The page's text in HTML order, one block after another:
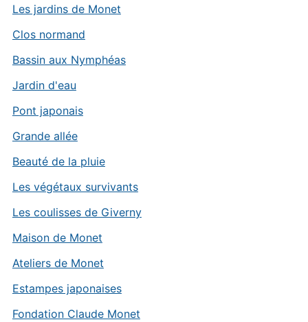
Les jardins de Monet
Clos normand
Bassin aux Nymphéas
Jardin d'eau
Pont japonais
Grande allée
Beauté de la pluie
Les végétaux survivants
Les coulisses de Giverny
Maison de Monet
Ateliers de Monet
Estampes japonaises
Fondation Claude Monet